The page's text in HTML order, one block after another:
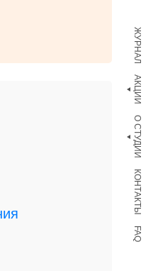
ЖУРНАЛ
АКЦИИ
О СТУДИИ
КОНТАКТЫ
FAQ